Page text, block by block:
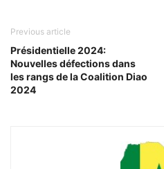
Previous article
Présidentielle 2024:
Nouvelles défections dans
les rangs de la Coalition Diao
2024